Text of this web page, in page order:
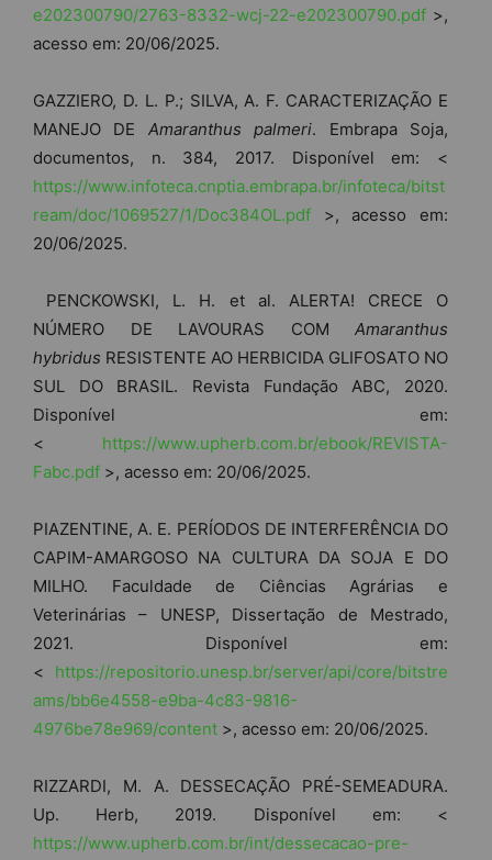
e202300790/2763-8332-wcj-22-e202300790.pdf >,
acesso em: 20/06/2025.
GAZZIERO, D. L. P.; SILVA, A. F. CARACTERIZAÇÃO E
MANEJO DE Amaranthus palmeri. Embrapa Soja,
documentos, n. 384, 2017. Disponível em: <
https://www.infoteca.cnptia.embrapa.br/infoteca/bitst
ream/doc/1069527/1/Doc384OL.pdf >, acesso em:
20/06/2025.
PENCKOWSKI, L. H. et al. ALERTA! CRECE O
NÚMERO DE LAVOURAS COM Amaranthus
hybridus RESISTENTE AO HERBICIDA GLIFOSATO NO
SUL DO BRASIL. Revista Fundação ABC, 2020.
Disponível em:
< https://www.upherb.com.br/ebook/REVISTA-
Fabc.pdf >, acesso em: 20/06/2025.
PIAZENTINE, A. E. PERÍODOS DE INTERFERÊNCIA DO
CAPIM-AMARGOSO NA CULTURA DA SOJA E DO
MILHO. Faculdade de Ciências Agrárias e
Veterinárias – UNESP, Dissertação de Mestrado,
2021. Disponível em:
< https://repositorio.unesp.br/server/api/core/bitstre
ams/bb6e4558-e9ba-4c83-9816-
4976be78e969/content >, acesso em: 20/06/2025.
RIZZARDI, M. A. DESSECAÇÃO PRÉ-SEMEADURA.
Up. Herb, 2019. Disponível em: <
https://www.upherb.com.br/int/dessecacao-pre-